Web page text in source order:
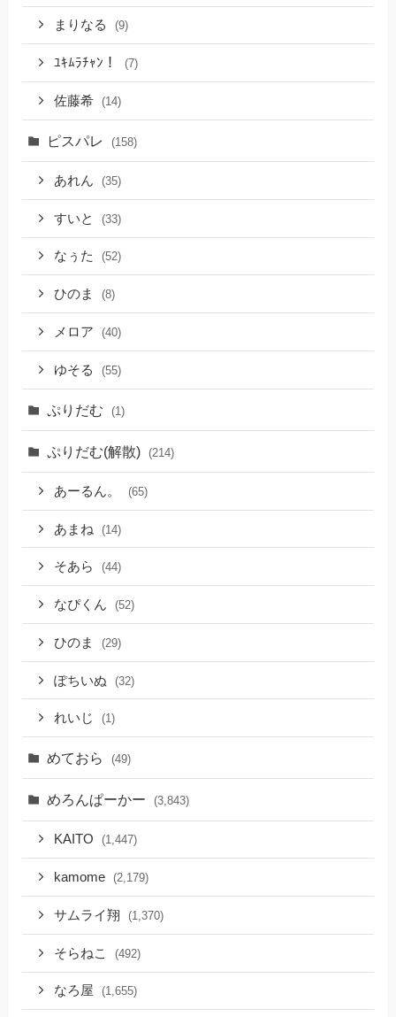
まりなる (9)
ﾕｷﾑﾗﾁｬﾝ！ (7)
佐藤希 (14)
ピスパレ (158)
あれん (35)
すいと (33)
なぅた (52)
ひのま (8)
メロア (40)
ゆそる (55)
ぷりだむ (1)
ぷりだむ(解散) (214)
あーるん。 (65)
あまね (14)
そあら (44)
なぴくん (52)
ひのま (29)
ぽちいぬ (32)
れいじ (1)
めておら (49)
めろんぱーかー (3,843)
KAITO (1,447)
kamome (2,179)
サムライ翔 (1,370)
そらねこ (492)
なろ屋 (1,655)